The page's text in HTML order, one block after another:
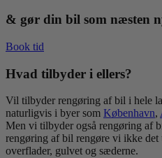
& gør din bil som næsten
Book tid
Hvad tilbyder i ellers?
Vil tilbyder rengøring af bil i hele
naturligvis i byer som København,
Men vi tilbyder også rengøring af
rengøring af bil rengøre vi ikke det
overflader, gulvet og sæderne.